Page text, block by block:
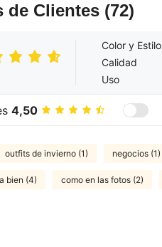
de Clientes (72)
Color y Estilo
Calidad
Uso
4,50
outfits de invierno (1) negocios (1)
bien (4) como en las fotos (2)